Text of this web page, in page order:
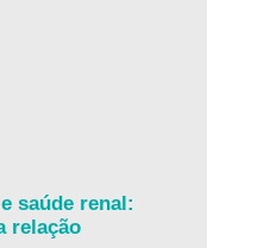
saúde renal:
relação